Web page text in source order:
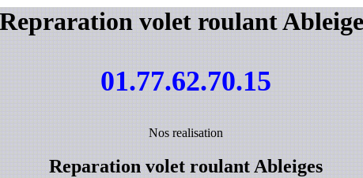
Repraration volet roulant
01.77.62.70.15
Nos realisation
Reparation volet roulant Ableiges